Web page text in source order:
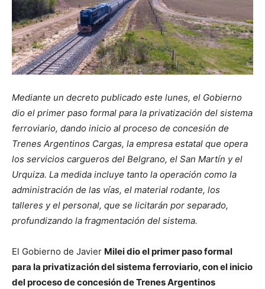
Mediante un decreto publicado este lunes, el Gobierno
dio el primer paso formal para la privatización del sistema
ferroviario, dando inicio al proceso de concesión de
Trenes Argentinos Cargas, la empresa estatal que opera
los servicios cargueros del Belgrano, el San Martín y el
Urquiza. La medida incluye tanto la operación como la
administración de las vías, el material rodante, los
talleres y el personal, que se licitarán por separado,
profundizando la fragmentación del sistema.
El Gobierno de Javier Milei dio el primer paso formal
para la privatización del sistema ferroviario, con el inicio
del proceso de concesión de Trenes Argentinos